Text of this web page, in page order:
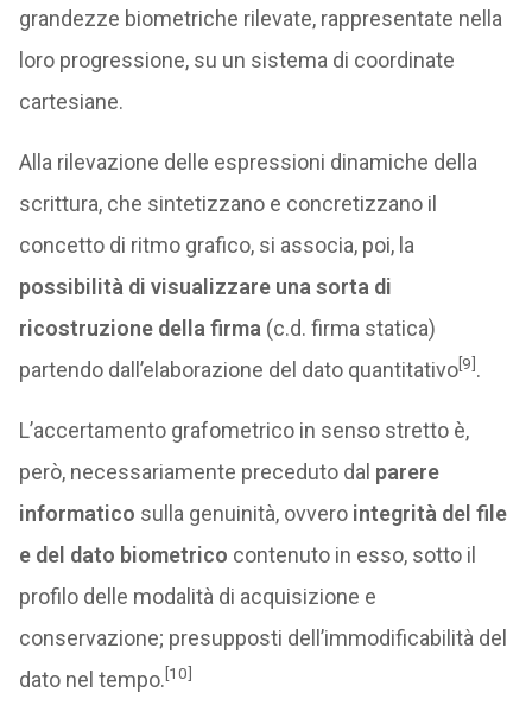
grandezze biometriche rilevate, rappresentate nella
loro progressione, su un sistema di coordinate
cartesiane.
Alla rilevazione delle espressioni dinamiche della
scrittura, che sintetizzano e concretizzano il
concetto di ritmo grafico, si associa, poi, la
possibilità di visualizzare una sorta di
ricostruzione della firma (c.d. firma statica)
partendo dall’elaborazione del dato quantitativo[9].
L’accertamento grafometrico in senso stretto è,
però, necessariamente preceduto dal parere
informatico sulla genuinità, ovvero integrità del file
e del dato biometrico contenuto in esso, sotto il
profilo delle modalità di acquisizione e
conservazione; presupposti dell’immodificabilità del
dato nel tempo.[10]